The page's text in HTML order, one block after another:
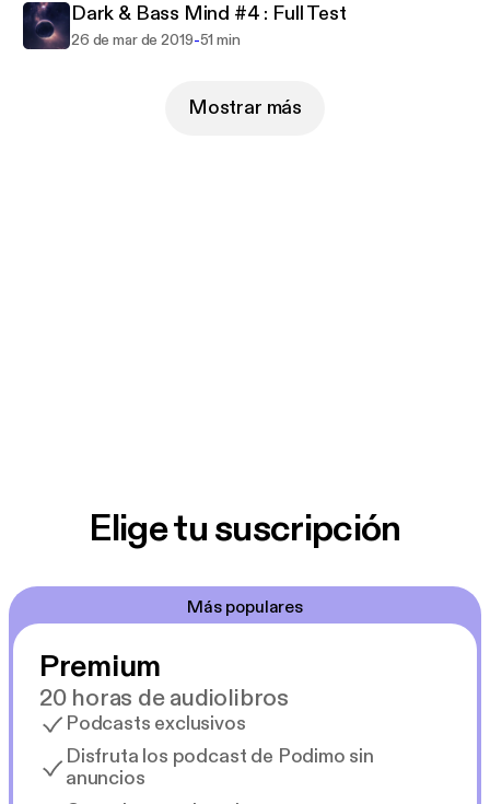
FRESH Musiqué /5howtime Music /Hochspannung
Records / Reloaded Recordings / Matrix Music
Records / BugCoder Records / Lexisound Records
Dark & Bass Mind #4 : Full Test
26 de mar de 2019-51 min
Mostrar más
Elige tu suscripción
Más populares
Premium
20 horas de audiolibros
Podcasts exclusivos
Disfruta los podcast de Podimo sin
anuncios